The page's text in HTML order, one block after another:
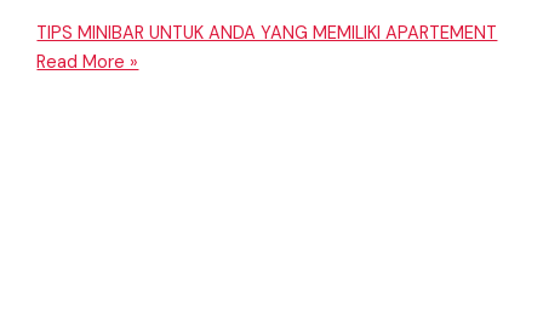
TIPS MINIBAR UNTUK ANDA YANG MEMILIKI APARTEMENT
Read More »